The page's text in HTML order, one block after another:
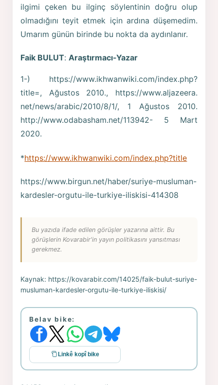
ilgimi çeken bu ilginç söylentinin doğru olup
olmadığını teyit etmek için ardına düşemedim.
Umarım günün birinde bu nokta da aydınlanır.
Faik BULUT:Araştırmacı-Yazar
1-) https://www.ikhwanwiki.com/index.php?
title=, Ağustos 2010., https://www.aljazeera.
net/news/arabic/2010/8/1/, 1 Ağustos 2010.
http://www.odabasham.net/113942- 5 Mart
2020.
*https://www.ikhwanwiki.com/index.php?title
https://www.birgun.net/haber/suriye-musluman-
kardesler-orgutu-ile-turkiye-iliskisi-414308
Bu yazıda ifade edilen görüşler yazarına aittir. Bu
görüşlerin Kovarabir'in yayın politikasını yansıtması
gerekmez.
Kaynak: https://kovarabir.com/14025/faik-bulut-suriye-
musluman-kardesler-orgutu-ile-turkiye-iliskisi/
Belav bike:
Linkê kopî bike